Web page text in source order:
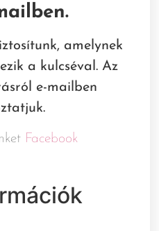
amelynek
a kulcséval. Az
e-mailben
Facebook